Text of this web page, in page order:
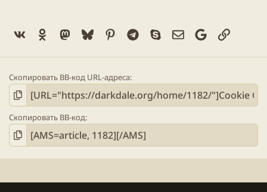
Vk Ok Mastodon
BlueskyPinterestTelegram
SkypeЭлектронная
GoogleСсылка
Скопировать BB-код URL-адреса
Скопировать BB-код